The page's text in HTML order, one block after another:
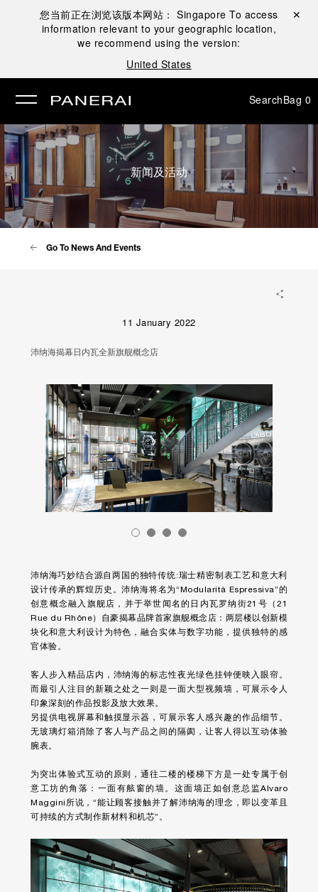
您当前正在浏览该版本网站：Singapore To access
information relevant to your geographic location,
we recommend using the version:
United States
Close ✕
SearchBag 0
新闻及活动
Go To News And Events
11 January 2022
沛纳海揭幕日内瓦全新旗舰概念店
沛纳海巧妙结合源自两国的独特传统:瑞士精密制表工艺和意大利
设计传承的辉煌历史。沛纳海将名为“Modularità Espressiva”的
创意概念融入旗舰店，并于举世闻名的日内瓦罗纳街21号（21
Rue du Rhône）自豪揭幕品牌首家旗舰概念店：两层楼以创新模
块化和意大利设计为特色，融合实体与数字功能，提供独特的感
官体验。
客人步入精品店内，沛纳海的标志性夜光绿色挂钟便映入眼帘。
而最引人注目的新颖之处之一则是一面大型视频墙，可展示令人
印象深刻的作品投影及放大效果。
另提供电视屏幕和触摸显示器，可展示客人感兴趣的作品细节。
无玻璃灯箱消除了客人与产品之间的隔阂，让客人得以互动体验
腕表。
为突出体验式互动的原则，通往二楼的楼梯下方是一处专属于创
意工坊的角落：一面有舷窗的墙。这面墙正如创意总监Alvaro
Maggini所说，“能让顾客接触并了解沛纳海的理念，即以变革且
可持续的方式制作新材料和机芯”。